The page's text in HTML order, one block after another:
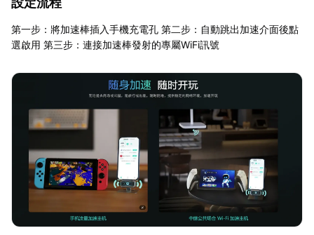
第一步：將加速棒插入手機充電孔 第二步：自動跳出加速介面後點
選啟用 第三步：連接加速棒發射的專屬WiFi訊號